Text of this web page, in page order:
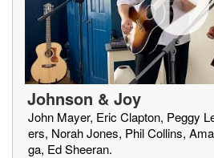
Johnson & Joy
John Mayer, Eric Clapton, Peggy
ers, Norah Jones, Phil Collins,
ga, Ed Sheeran.